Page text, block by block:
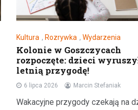
Kultura , Rozrywka , Wydarzenia
Kolonie w Goszczycach
rozpoczęte: dzieci
letnią przygodę!
6 lipca 2026 Marcin Stefaniak
Wakacyjne przygody czekają na